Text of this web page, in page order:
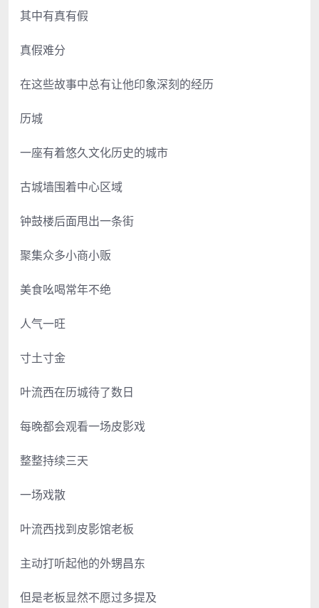
其中有真有假
真假难分
在这些故事中总有让他印象深刻的经历
历城
一座有着悠久文化历史的城市
古城墙围着中心区域
钟鼓楼后面甩出一条街
聚集众多小商小贩
美食吆喝常年不绝
人气一旺
寸土寸金
叶流西在历城待了数日
每晚都会观看一场皮影戏
整整持续三天
一场戏散
叶流西找到皮影馆老板
主动打听起他的外甥昌东
但是老板显然不愿过多提及